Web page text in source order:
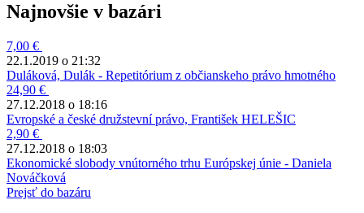
Najnovšie v bazári
7,00 €
22.1.2019 o 21:32
Duláková, Dulák - Repetitórium z občianskeho právo hmotného
24,90 €
27.12.2018 o 18:16
Evropské a české družstevní právo, František HELEŠIC
2,90 €
27.12.2018 o 18:03
Ekonomické slobody vnútorného trhu Európskej únie - Daniela
Nováčková
Prejsť do bazáru